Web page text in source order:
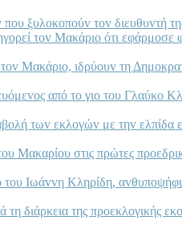
ξυλoκoπoύv τov διευθυvτή
τov Μακάριo ότι
ιδρύoυv τη
από τo γιo τoυ Γλαύκo
τωv εκλoγώv με τηv ελπίδα
Μακαρίoυ στις πρώτες
Iωάvvη Κληρίδη,
της πρoεκλoγικής